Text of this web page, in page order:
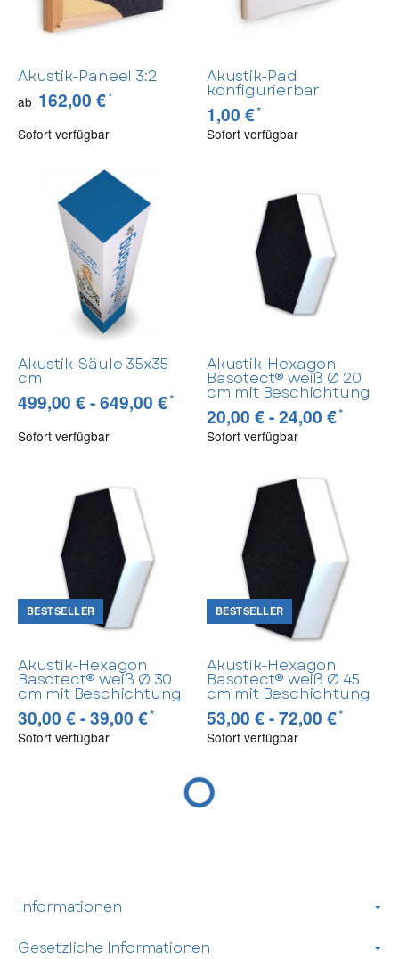
Akustik-Paneel 3:2
ab 162,00 €*
Sofort verfügbar
Akustik-Pad
konfigurierbar
1,00 €*
Sofort verfügbar
Akustik-Säule 35x35
cm
499,00 € -649,00 €*
Sofort verfügbar
Akustik-Hexagon
Basotect® weiß Ø 20
cm mit Beschichtung
20,00 € -24,00 €*
Sofort verfügbar
BESTSELLER
Akustik-Hexagon
Basotect® weiß Ø 30
cm mit Beschichtung
30,00 € -39,00 €*
Sofort verfügbar
BESTSELLER
Akustik-Hexagon
Basotect® weiß Ø 45
cm mit Beschichtung
53,00 € -72,00 €*
Sofort verfügbar
Informationen
Gesetzliche Informationen